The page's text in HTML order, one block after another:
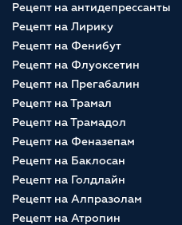
Рецепт на антидепрессанты
Рецепт на Лирику
Рецепт на Фенибут
Рецепт на Флуоксетин
Рецепт на Прегабалин
Рецепт на Трамал
Рецепт на Трамадол
Рецепт на Феназепам
Рецепт на Баклосан
Рецепт на Голдлайн
Рецепт на Алпразолам
Рецепт на Атропин